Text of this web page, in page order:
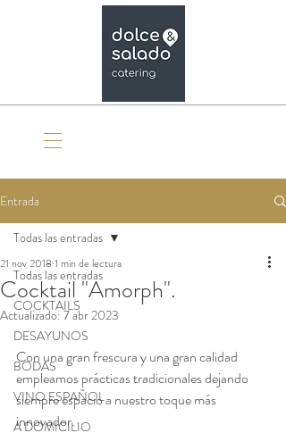
Entrada
Todas las entradas
COCKTAILS
DESAYUNOS
BODAS
VINO ESPAÑOL
A DOMICILIO
Todas las entradas
Cocktail "Amorph".
21 nov 2018 1 min de lectura
Actualizado:7 abr 2023
Con una gran frescura y una gran calidad
empleamos prácticas tradicionales dejando
siempre espacio a nuestro toque más
innovador.